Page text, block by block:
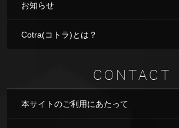
お知らせ
Cotra(コトラ)とは？
CONTACT
本サイトのご利用にあたって